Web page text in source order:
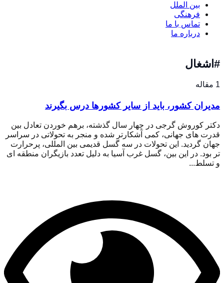
بین الملل
فرهنگی
تماس با ما
درباره ما
#اشغال
1 مقاله
مدیران کشور، باید از سایر کشورها درس بگیرند
دکتر کوروش گرجی در چهار سال گذشته، برهم خوردن تعادل بین
قدرت های جهانی، کمی آشکارتر شده و منجر به تحولاتی در سراسر
جهان گردید. این تحولات در سه گسل قدیمی بین المللی، پرحرارت
تر بود. در این بین، گسل غرب آسیا به دلیل تعدد بازیگران منطقه ای
و تسلط...